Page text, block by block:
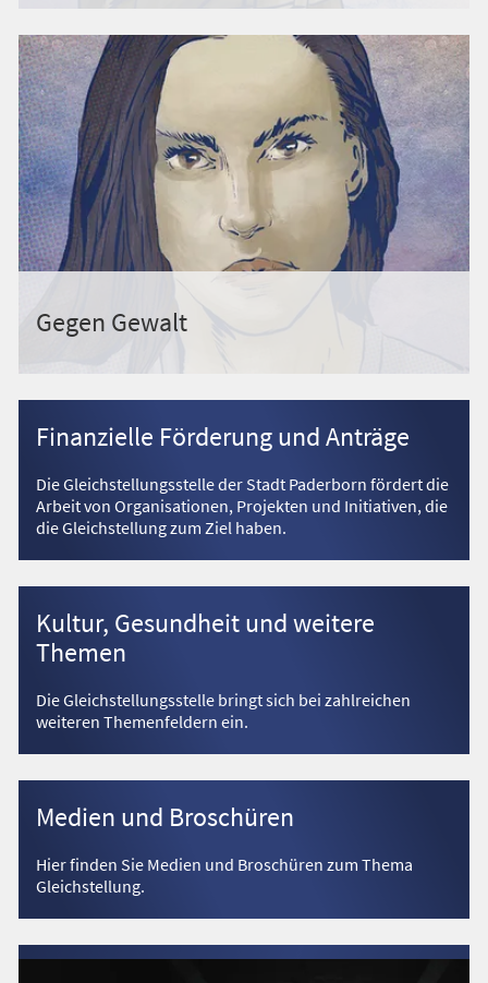
Gegen Gewalt
Finanzielle Förderung und Anträge
Die Gleichstellungsstelle der Stadt Paderborn fördert die
Arbeit von Organisationen, Projekten und Initiativen, die
die Gleichstellung zum Ziel haben.
Kultur, Gesundheit und weitere
Themen
Die Gleichstellungsstelle bringt sich bei zahlreichen
weiteren Themenfeldern ein.
Medien und Broschüren
Hier finden Sie Medien und Broschüren zum Thema
Gleichstellung.